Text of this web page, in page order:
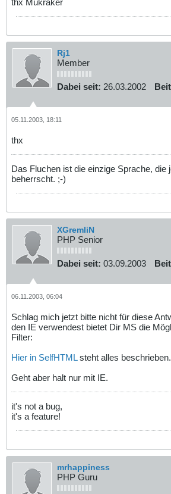
Rj1
Member
Dabei seit: 26.03.2002
05.11.2003, 18:11
thx
Das Fluchen ist die einzige Sprache, die
beherrscht. ;-)
XGremliN
PHP Senior
Dabei seit: 03.09.2003
06.11.2003, 06:04
Schlag mich jetzt bitte nicht für diese
den IE verwendest bietet Dir MS die
Filter:
Hier in SelfHTMLsteht alles beschrieben.
Geht aber halt nur mit IE.
it's not a bug,
it's a feature!
mrhappiness
PHP Guru